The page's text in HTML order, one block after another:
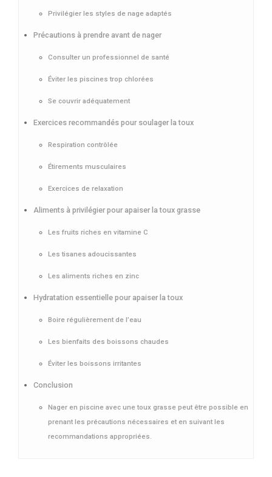
Privilégier les styles de nage adaptés
Précautions à prendre avant de nager
Consulter un professionnel de santé
Éviter les piscines trop chlorées
Se couvrir adéquatement
Exercices recommandés pour soulager la toux
Respiration contrôlée
Étirements musculaires
Exercices de relaxation
Aliments à privilégier pour apaiser la toux grasse
Les fruits riches en vitamine C
Les tisanes adoucissantes
Les aliments riches en zinc
Hydratation essentielle pour apaiser la toux
Boire régulièrement de l’eau
Les bienfaits des boissons chaudes
Éviter les boissons irritantes
Conclusion
Nager en piscine avec une toux grasse peut être possible en
prenant les précautions nécessaires et en suivant les
recommandations appropriées.